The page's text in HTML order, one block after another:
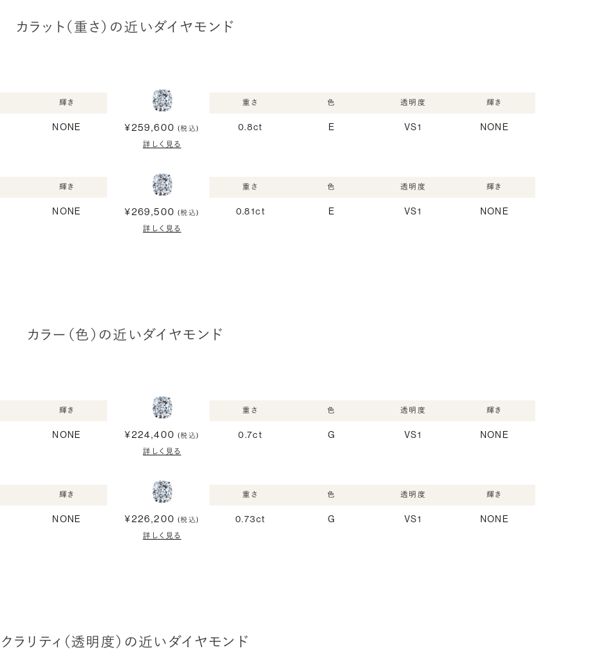
カラット（重さ）の近いダイヤモンド
輝き
NONE ¥259,600 (税込)
詳しく見る
重さ
0.8ct
色
E
透明度
VS1
輝き
NONE
輝き
NONE ¥269,500 (税込)
詳しく見る
重さ
0.81ct
色
E
透明度
VS1
輝き
NONE
カラー（色）の近いダイヤモンド
輝き
NONE ¥224,400 (税込)
詳しく見る
重さ
0.7ct
色
G
透明度
VS1
輝き
NONE
輝き
NONE ¥226,200 (税込)
詳しく見る
重さ
0.73ct
色
G
透明度
VS1
輝き
NONE
クラリティ（透明度）の近いダイヤモンド